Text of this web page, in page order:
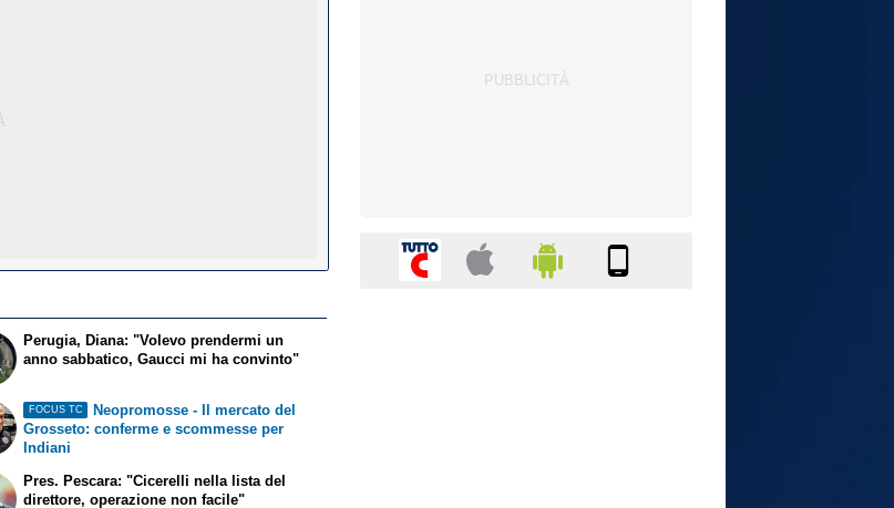
Perugia, Diana: "Volevo prendermi un
anno sabbatico, Gaucci mi ha convinto"
FOCUS TC
Neopromosse - Il mercato del
Grosseto: conferme e scommesse per
Indiani
Pres. Pescara: "Cicerelli nella lista del
direttore, operazione non facile"